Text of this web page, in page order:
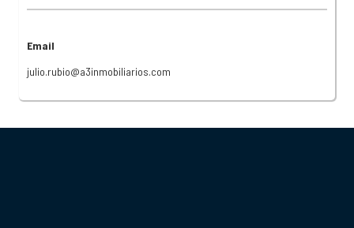
Email
julio.rubio@a3inmobiliarios.com